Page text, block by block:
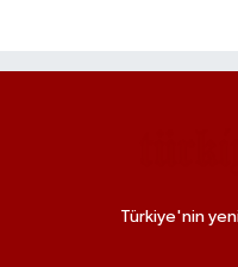
Türkiye'nin